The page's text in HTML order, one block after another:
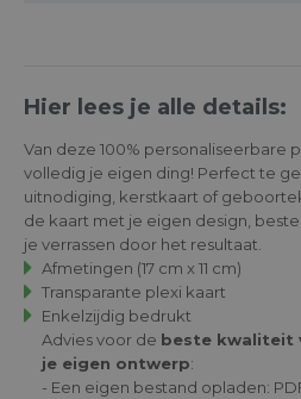
Hier lees je alle details:
Van deze 100% personaliseerbare
volledig je eigen ding! Perfect te
uitnodiging, kerstkaart of
de kaart met je eigen design,
je verrassen door het resultaat.
Afmetingen (17 cm x 11 cm)
Transparante plexi kaart
Enkelzijdig bedrukt
Advies voor de beste kwaliteit
je eigen ontwerp:
- Een eigen bestand opladen: